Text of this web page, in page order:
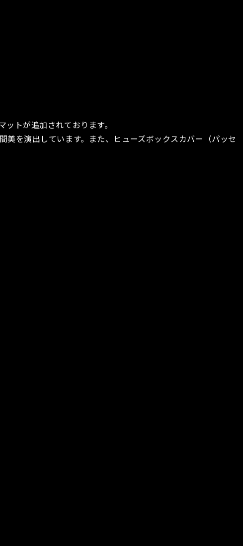
トが追加されております。
を演出しています。また、ヒューズボックスカバー（パッセ